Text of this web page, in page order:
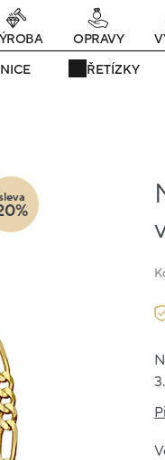
Kód: SRPEN20 24
ŘETÍZKY
OPRAVY